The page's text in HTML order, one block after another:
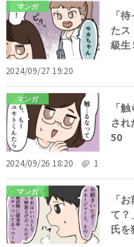
マンガ
「
た
級生
2024/09/27 19:20
マンガ
「
さ
50
2024/09/26 18:20 1
マンガ
「
て？
氏を